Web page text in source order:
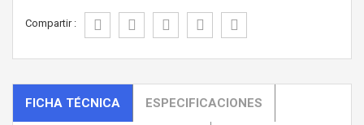
Compartir :
FICHA TÉCNICA ESPECIFICACIONES